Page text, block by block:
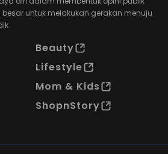
untuk melakukan gerakan menuju
Beauty
Lifestyle
Mom & Kids
ShopnStory